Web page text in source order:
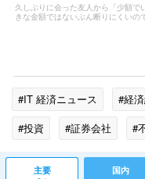
久しぶりに会った友人から「少額で
きな金額ではないぶん断りにくい
#IT 経済ニュース #経
#投資
#証券会社 #
#金融庁
主要 国内